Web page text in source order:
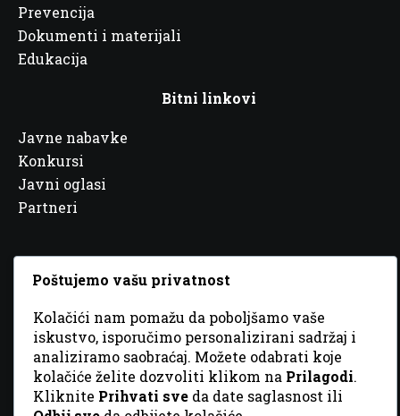
Prevencija
Dokumenti i materijali
Edukacija
Bitni linkovi
Javne nabavke
Konkursi
Javni oglasi
Partneri
© 2026 Sva prava zadržana. Dizajn GordonDM
Poštujemo vašu privatnost
Kolačići nam pomažu da poboljšamo vaše
iskustvo, isporučimo personalizirani sadržaj i
analiziramo saobraćaj. Možete odabrati koje
kolačiće želite dozvoliti klikom na Prilagodi.
Kliknite Prihvati sve da date saglasnost ili